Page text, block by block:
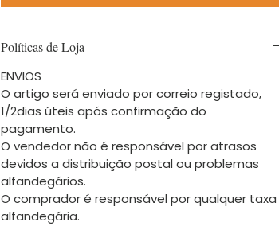
Políticas de Loja
ENVIOS
O artigo será enviado por correio registado,
1/2dias úteis após confirmação do
pagamento.
O vendedor não é responsável por atrasos
devidos a distribuição postal ou problemas
alfandegários.
O comprador é responsável por qualquer taxa
alfandegária.